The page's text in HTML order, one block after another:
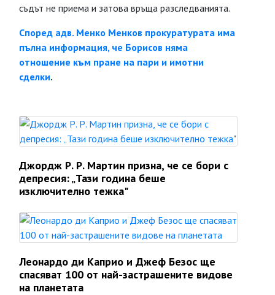
съдът не приема и затова връща разследванията.
Според адв. Менко Менков прокуратурата има
пълна информация, че Борисов няма
отношение към пране на пари и имотни
сделки.
Джордж Р. Р. Мартин призна, че се бори с
депресия: „Тази година беше
изключително тежка"
Леонардо ди Каприо и Джеф Безос ще
спасяват 100 от най-застрашените видове
на планетата